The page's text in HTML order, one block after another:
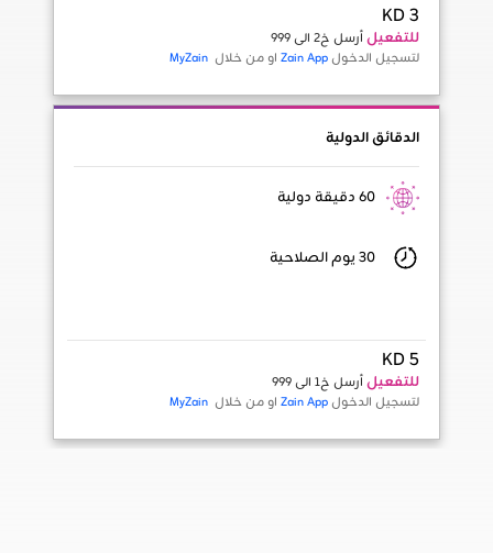
KD 3
للتفعيلأرسل خ2 الى 999
لتسجيل الدخولZain Appاو من خلال MyZain
الدقائق الدولية
60 دقيقة دولية
30 يوم الصلاحية
KD 5
للتفعيلأرسل خ1 الى 999
لتسجيل الدخولZain Appاو من خلال MyZain